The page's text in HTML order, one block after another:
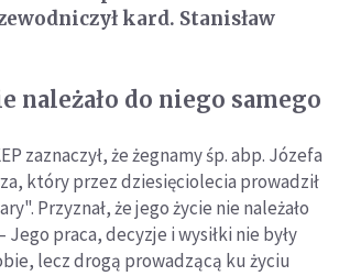
kard. Stanisław
należało do niego samego
zaznaczył, że żegnamy śp. abp. Józefa
który przez dziesięciolecia prowadził
Przyznał, że jego życie nie należało
Jego praca, decyzje i wysiłki nie były
lecz drogą prowadzącą ku życiu